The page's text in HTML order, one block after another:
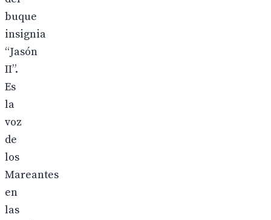
buque
insignia
“Jasón
II”.
Es
la
voz
de
los
Mareantes
en
las